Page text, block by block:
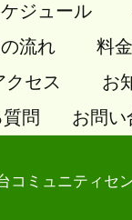
ジュール
流れ 料金
クセス お
問 お問い
コミュニティセ